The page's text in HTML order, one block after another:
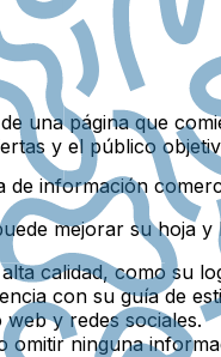
una página que
y el público
de información
mejorar su hoja
calidad,como su
con su guía de
web y redes sociales.
omitir ninguna